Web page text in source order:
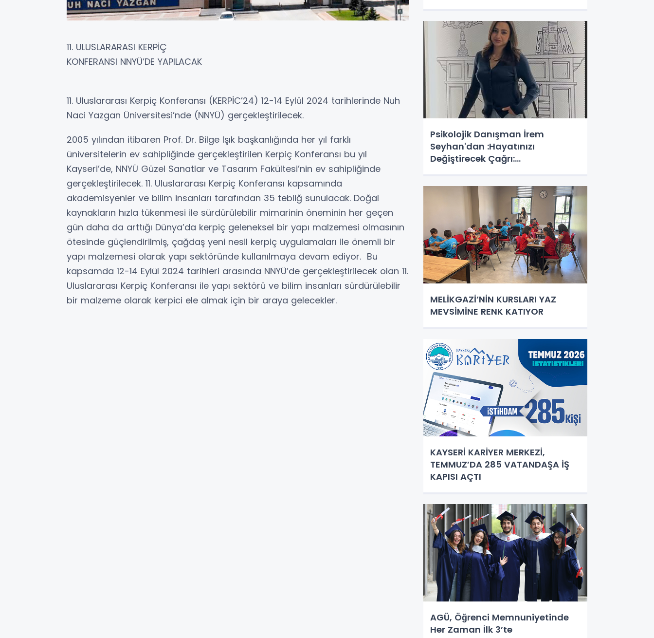
11. ULUSLARARASI KERPİÇ
KONFERANSI NNYÜ’DE YAPILACAK
11. Uluslararası Kerpiç Konferansı (KERPİC’24) 12-14 Eylül 2024 tarihlerinde Nuh
Naci Yazgan Üniversitesi’nde (NNYÜ) gerçekleştirilecek.
2005 yılından itibaren Prof. Dr. Bilge Işık başkanlığında her yıl farklı
üniversitelerin ev sahipliğinde gerçekleştirilen Kerpiç Konferansı bu yıl
Kayseri’de, NNYÜ Güzel Sanatlar ve Tasarım Fakültesi’nin ev sahipliğinde
gerçekleştirilecek. 11. Uluslararası Kerpiç Konferansı kapsamında
akademisyenler ve bilim insanları tarafından 35 tebliğ sunulacak. Doğal
kaynakların hızla tükenmesi ile sürdürülebilir mimarinin öneminin her geçen
gün daha da arttığı Dünya’da kerpiç geleneksel bir yapı malzemesi olmasının
ötesinde güçlendirilmiş, çağdaş yeni nesil kerpiç uygulamaları ile önemli bir
yapı malzemesi olarak yapı sektöründe kullanılmaya devam ediyor. Bu
kapsamda 12-14 Eylül 2024 tarihleri arasında NNYÜ’de gerçekleştirilecek olan 11.
Uluslararası Kerpiç Konferansı ile yapı sektörü ve bilim insanları sürdürülebilir
bir malzeme olarak kerpici ele almak için bir araya gelecekler.
Psikolojik Danışman İrem
Seyhan'dan :Hayatınızı
Değiştirecek Çağrı:
Adımı Atın!
MELİKGAZİ’NİN KURSLARI YAZ
MEVSİMİNE RENK KATIYOR
KAYSERİ KARİYER MERKEZİ,
TEMMUZ’DA 285 VATANDAŞA İŞ
KAPISI AÇTI
AGÜ, Öğrenci Memnuniyetinde
Her Zaman İlk 3’te